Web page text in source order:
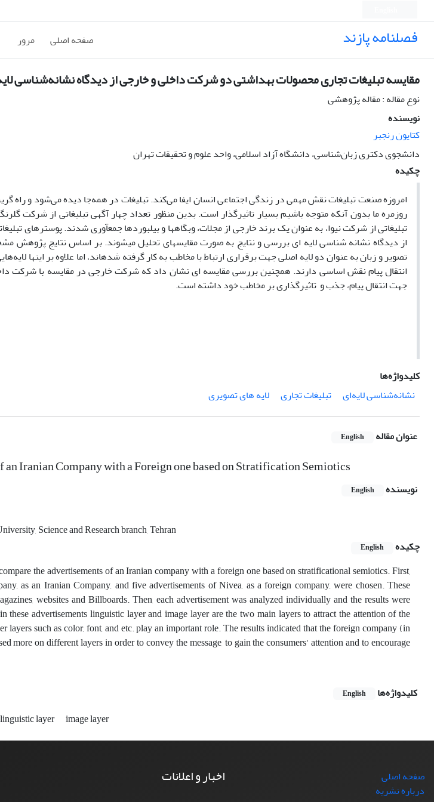
فصلنامه پازند صفحه اصلی مرور
مقایسه‎ تبلیغات تجاری محصولات بهداشتی دو شرکت داخلی و خارجی از دیدگاه نشانه‌شناسی لایه‌ای
نوع مقاله : مقاله پژوهشی
نویسنده
کتایون رنجبر
دانشجوی دکتری زبان‌شناسی، دانشگاه آزاد اسلامی، واحد علوم و تحقیقات تهران
چکیده
امروزه صنعت تبلیغات نقش مهمی در زندگی اجتماعی انسان ایفا می‌کند. تبلیغات در همه‌جا دیده می‌شود و راه
روزمره ما بدون آنکه متوجه باشیم بسیار تاثیرگذار است. بدین منظور تعداد چهار آگهی تبلیغاتی از شرکت
تبلیغاتی از شرکت نیوا، به عنوان یک برند خارجی از مجلات، وبگاه­ها و بیلبوردها جمع­آوری شدند. پوسترهای
از دیدگاه نشانه­ شناسی لایه ­ای بررسی و نتایج به صورت مقایسه­ای تحلیل می­شوند. بر اساس نتایج پژوهش
تصویر و زبان به عنوان دو لایه اصلی جهت برقراری ارتباط با مخاطب به کار گرفته شده­اند، اما علاوه بر اینها
انتقال پیام نقش اساسی دارند. همچنین بررسی مقایسه­ ای نشان داد که شرکت خارجی در مقایسه با شرکت
جهت انتقال پیام، جذب و تاثیرگذاری بر مخاطب خود داشته است.
کلیدواژه‌ها
نشانه‌شناسی لایه‌ای
تبلیغات تجاری لایه های تصویری
عنوان مقاله English
Iranian Company with a Foreign one based on Stratification Semiotics
نویسنده English
Science and Research branch, Tehran
چکیده
English
the advertisements of an Iranian company with a foreign one based on stratificational semiotics. First,
as an Iranian Company, and five advertisements of Nivea, as a foreign company, were chosen. These
websites and Billboards. Then, each advertisement was analyzed individually and the results were
these advertisements linguistic layer and image layer are the two main layers to attract the attention of the
layers such as color, font, and etc. play an important role. The results indicated that the foreign company (in
more on different layers in order to convey the message, to gain the consumers’ attention and to encourage
کلیدواژه‌ها
English
linguistic layer image layer
صفحه اصلی
درباره نشریه
اخبار و اعلانات